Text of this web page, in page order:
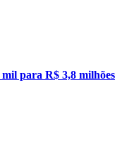
para R$ 3,8 milhões